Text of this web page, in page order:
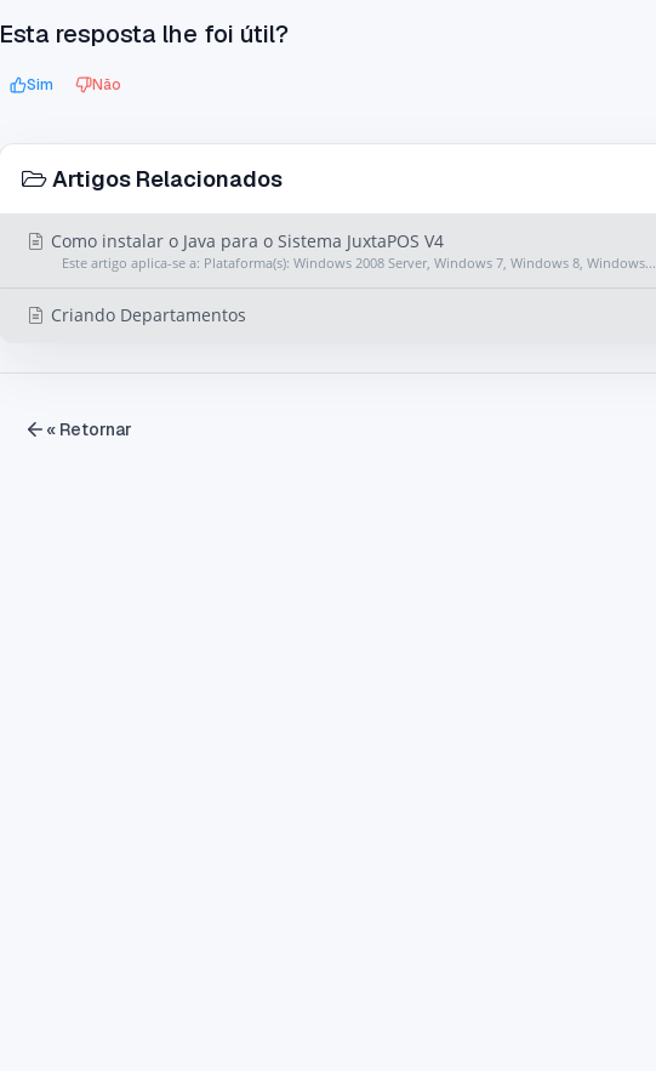
Esta resposta lhe foi útil?
Sim Não
Artigos Relacionados
Como instalar o Java para o Sistema JuxtaPOS V4
Este artigo aplica-se a: Plataforma(s): Windows 2008 Server, Windows 7, Windows 8, Windows...
Criando Departamentos
« Retornar